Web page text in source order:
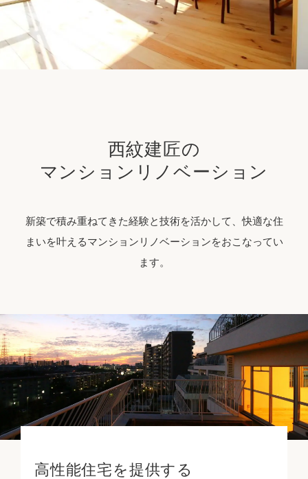
西紋建匠の
マンションリノベーション
新築で積み重ねてきた経験と技術を活かして、快適な住
まいを叶えるマンションリノベーションをおこなってい
ます。
高性能住宅を提供する